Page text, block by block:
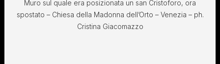
Muro sul quale era posizionata un san Cristoforo, ora
spostato – Chiesa della Madonna dell’Orto – Venezia – ph.
Cristina Giacomazzo